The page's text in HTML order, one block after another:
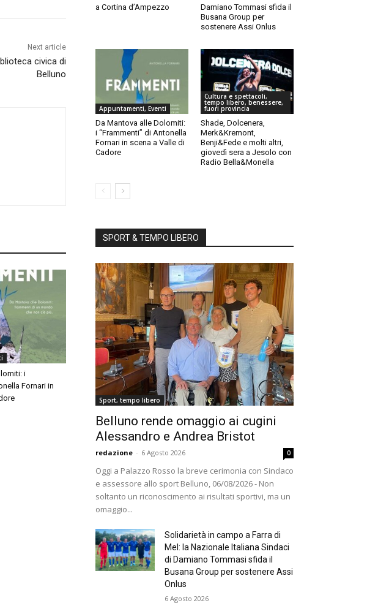
Next article
civica di
Belluno
i
Fornari in
a Cortina d’Ampezzo
Damiano Tommasi sfida il
Busana Group per
sostenere Assi Onlus
Appuntamenti, Eventi
Da Mantova alle Dolomiti:
i “Frammenti” di Antonella
Fornari in scena a Valle di
Cadore
Cultura e spettacoli,
tempo libero, benessere,
fuori provincia
Shade, Dolcenera,
Merk&Kremont,
Benji&Fede e molti altri,
giovedì sera a Jesolo con
Radio Bella&Monella
SPORT & TEMPO LIBERO
Sport, tempo libero
Belluno rende omaggio ai cugini
Alessandro e Andrea Bristot
redazione - 6 Agosto 2026 0
Oggi a Palazzo Rosso la breve cerimonia con Sindaco
e assessore allo sport Belluno, 06/08/2026 - Non
soltanto un riconoscimento ai risultati sportivi, ma un
omaggio...
Solidarietà in campo a Farra di
Mel: la Nazionale Italiana Sindaci
di Damiano Tommasi sfida il
Busana Group per sostenere Assi
Onlus
6 Agosto 2026